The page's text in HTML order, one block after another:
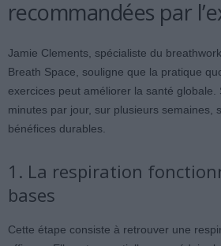
recommandées par
Jamie Clements, spécialiste du
Breath Space, souligne que la pratique
exercices peut améliorer la santé globale.
minutes par jour, sur plusieurs semaines,
bénéfices durables.
1. La respiration
bases
Cette étape consiste à retrouver une